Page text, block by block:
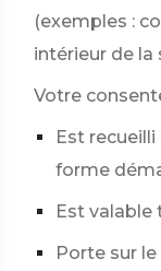
(exemples :
intérieur de la
Votre
Est
forme
Est valable
Porte sur